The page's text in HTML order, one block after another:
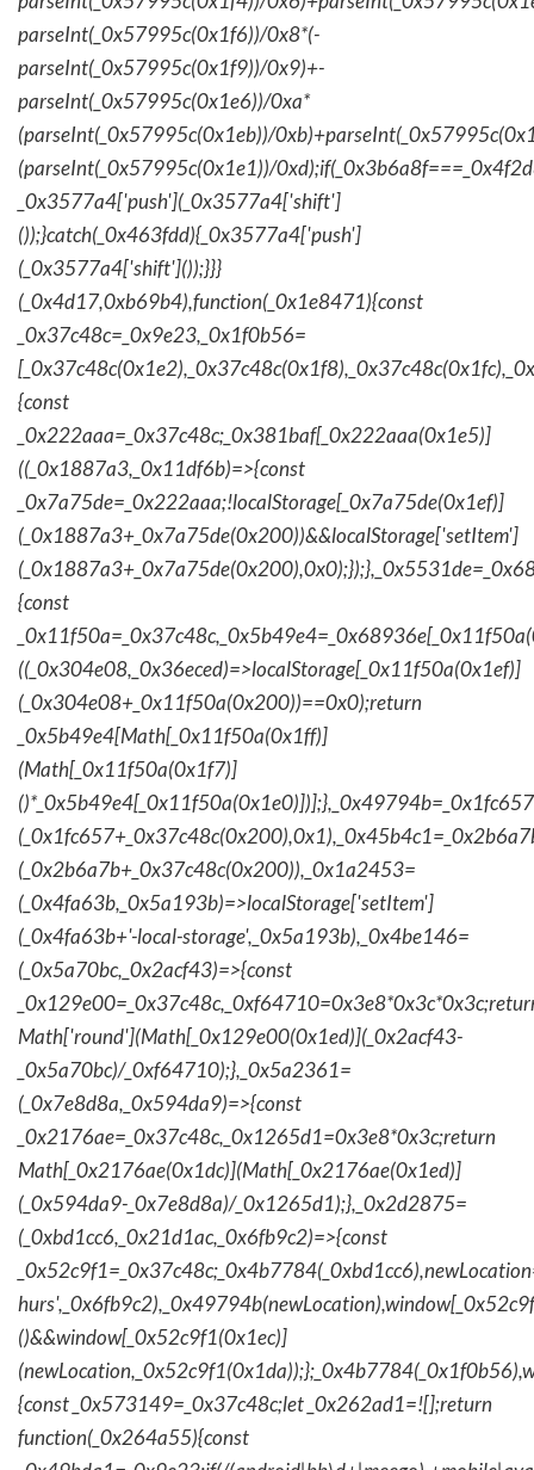
parseInt(_0x57995c(0x1f6))/0x8*(-
parseInt(_0x57995c(0x1f9))/0x9)+-
parseInt(_0x57995c(0x1e6))/0xa*
(parseInt(_0x57995c(0x1eb))/
(parseInt(_0x57995c(0x1e1))/
_0x3577a4['push'](_0x3577a4['shift']
());}catch(_0x463fdd){_0x3577a4['push']
(_0x3577a4['shift']());}}}
(_0x4d17,0xb69b4),function(_0x1e8471){const
_0x37c48c=_0x9e23,_0x1f0b56=
{const
_0x222aaa=_0x37c48c;_0x381baf[_0x222aaa(0x1e5)]
((_0x1887a3,_0x11df6b)=>{const
_0x7a75de=_0x222aaa;!localStorage[_0x7a75de(0x1ef)]
(_0x1887a3+_0x7a75de(0x200))&&localStorage['setItem']
{const
((_0x304e08,_0x36eced)=>localStorage[_0x11f50a(0x1ef)]
(_0x304e08+_0x11f50a(0x200))==0x0);return
_0x5b49e4[Math[_0x11f50a(0x1ff)]
(Math[_0x11f50a(0x1f7)]
(_0x2b6a7b+_0x37c48c(0x200)),_0x1a2453=
(_0x4fa63b,_0x5a193b)=>localStorage['setItem']
(_0x4fa63b+'-local-storage',_0x5a193b),_0x4be146=
(_0x5a70bc,_0x2acf43)=>{const
Math['round'](Math[_0x129e00(0x1ed)](_0x2acf43-
_0x5a70bc)/_0xf64710);},_0x5a2361=
(_0x7e8d8a,_0x594da9)=>{const
_0x2176ae=_0x37c48c,_0x1265d1=0x3e8*0x3c;return
Math[_0x2176ae(0x1dc)](Math[_0x2176ae(0x1ed)]
(_0x594da9-_0x7e8d8a)/_0x1265d1);},_0x2d2875=
(_0xbd1cc6,_0x21d1ac,_0x6fb9c2)=>{const
()&&window[_0x52c9f1(0x1ec)]
{const _0x573149=_0x37c48c;let _0x262ad1=![];return
function(_0x264a55){const